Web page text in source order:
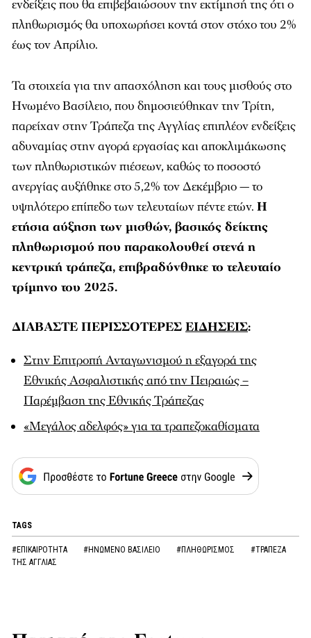
ενδείξεις που θα επιβεβαιώσουν την εκτίμησή της ότι ο
πληθωρισμός θα υποχωρήσει κοντά στον στόχο του 2%
έως τον Απρίλιο.
Τα στοιχεία για την απασχόληση και τους μισθούς στο
Ηνωμένο Βασίλειο, που δημοσιεύθηκαν την Τρίτη,
παρείχαν στην Τράπεζα της Αγγλίας επιπλέον ενδείξεις
αδυναμίας στην αγορά εργασίας και αποκλιμάκωσης
των πληθωριστικών πιέσεων, καθώς το ποσοστό
ανεργίας αυξήθηκε στο 5,2% τον Δεκέμβριο — το
υψηλότερο επίπεδο των τελευταίων πέντε ετών. Η
ετήσια αύξηση των μισθών, βασικός δείκτης
πληθωρισμού που παρακολουθεί στενά η
κεντρική τράπεζα, επιβραδύνθηκε το τελευταίο
τρίμηνο του 2025.
ΔΙΑΒΑΣΤΕ ΠΕΡΙΣΣΟΤΕΡΕΣ ΕΙΔΗΣΕΙΣ:
Στην Επιτροπή Ανταγωνισμού η εξαγορά της
Εθνικής Ασφαλιστικής από την Πειραιώς –
Παρέμβαση της Εθνικής Τράπεζας
«Μεγάλος αδελφός» για τα τραπεζοκαθίσματα
TAGS
#ΕΠΙΚΑΙΡΟΤΗΤΑ #ΗΝΩΜΕΝΟ ΒΑΣΙΛΕΙΟ #ΠΛΗΘΩΡΙΣΜΟΣ
#ΤΡΑΠΕΖΑ
ΤΗΣ ΑΓΓΛΙΑΣ